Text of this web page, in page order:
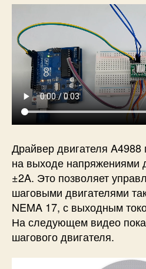
Драйвер двигателя A4988
на выходе напряжениями
±2A. Это позволяет
шаговыми двигателями
NEMA 17, с выходным
На следующем видео
шагового двигателя.